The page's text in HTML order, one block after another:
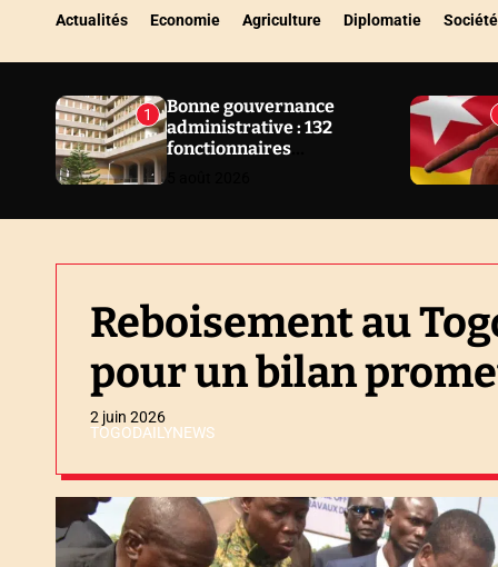
L
E
W
S
Actualités Economie Agriculture Diplomatie Société
1
Bonne gouvernance
administrative : 132
fonctionnaires
Reboisement au
pour un bilan
2 juin 2026
TOGODAILYNEWS